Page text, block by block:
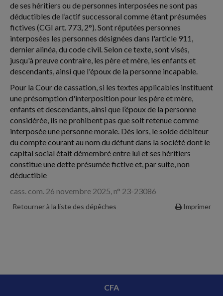
de ses héritiers ou de personnes interposées ne sont pas
déductibles de l’actif successoral comme étant présumées
fictives (CGI art. 773, 2°). Sont réputées personnes
interposées les personnes désignées dans l'article 911,
dernier alinéa, du code civil. Selon ce texte, sont visés,
jusqu'à preuve contraire, les père et mère, les enfants et
descendants, ainsi que l'époux de la personne incapable.
Pour la Cour de cassation, si les textes applicables instituent
une présomption d'interposition pour les père et mère,
enfants et descendants, ainsi que l’époux de la personne
considérée, ils ne prohibent pas que soit retenue comme
interposée une personne morale. Dès lors, le solde débiteur
du compte courant au nom du défunt dans la société dont le
capital social était démembré entre lui et ses héritiers
constitue une dette présumée fictive et, par suite, non
déductible
cass. com. 26 novembre 2025, n° 23-23086
Retourner à la liste des dépêches Imprimer
CFA